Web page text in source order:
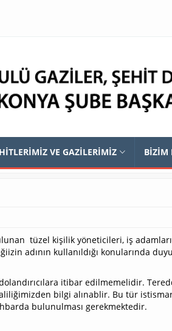
VE GAZİLERİMİZ BİZİM
tüzel kişilik yöneticileri, iş
adının kullanıldığı konularında
itibar edilmemelidir.
bilgi alınablir. Bu tür
bulunulması gerekmektedir.